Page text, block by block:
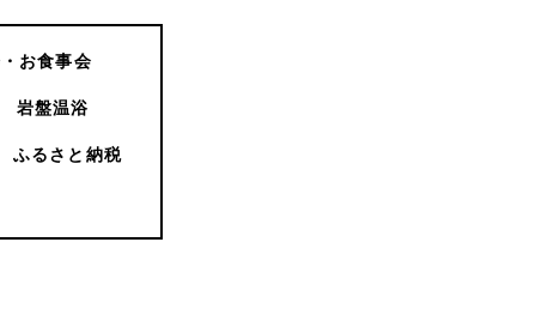
お食事会
岩盤温浴
ふるさと納税